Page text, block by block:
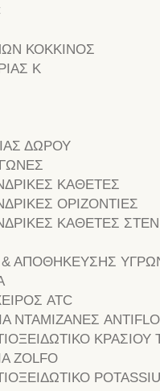
ΚΟΚΚΙΝΟΣ
Κ
ΔΩΡΟΥ
ΚΑΘΕΤΕΣ
ΟΡΙΖΟΝΤΙΕΣ
ΚΑΘΕΤΕΣ
ΑΠΟΘΗΚΕΥΣΗΣ
ATC
ΝΤΑΜΙΖΑΝΕΣ
ΚΡΑΣΙΟΥ
ZOLFO